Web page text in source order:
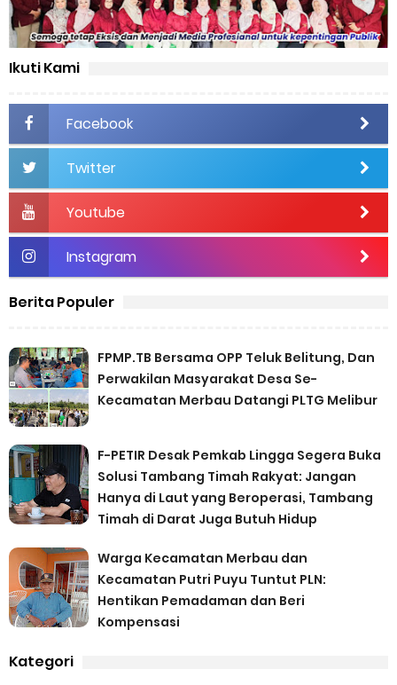
Ikuti Kami
Facebook
Twitter
Youtube
Instagram
Berita Populer
FPMP.TB Bersama OPP Teluk Belitung, Dan
Perwakilan Masyarakat Desa Se-
Kecamatan Merbau Datangi PLTG Melibur
F-PETIR Desak Pemkab Lingga Segera Buka
Solusi Tambang Timah Rakyat: Jangan
Hanya di Laut yang Beroperasi, Tambang
Timah di Darat Juga Butuh Hidup
Warga Kecamatan Merbau dan
Kecamatan Putri Puyu Tuntut PLN:
Hentikan Pemadaman dan Beri
Kompensasi
Kategori